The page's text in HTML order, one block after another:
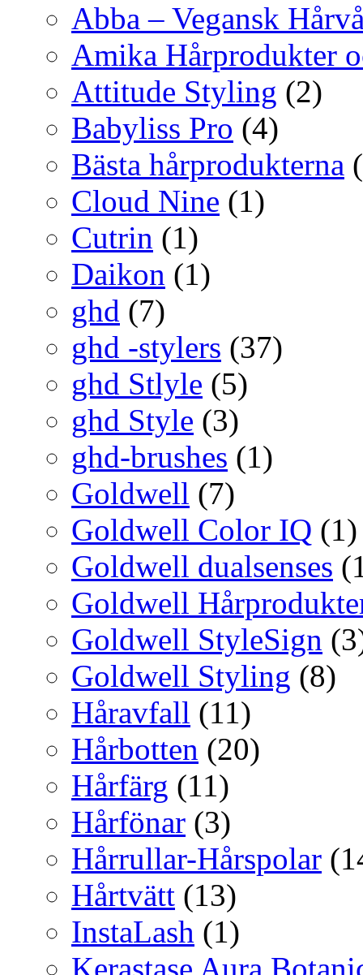
Abba – Vegansk
Amika Hårprodukter
Attitude Styling (2)
Babyliss Pro (4)
Bästa hårprodukterna
Cloud Nine (1)
Cutrin (1)
Daikon (1)
ghd (7)
ghd -stylers (37)
ghd Stlyle (5)
ghd Style (3)
ghd-brushes (1)
Goldwell (7)
Goldwell Color IQ (1)
Goldwell dualsenses
Goldwell
Goldwell StyleSign
Goldwell Styling (8)
Håravfall (11)
Hårbotten (20)
Hårfärg (11)
Hårfönar (3)
Hårrullar-Hårspolar
Hårtvätt (13)
InstaLash (1)